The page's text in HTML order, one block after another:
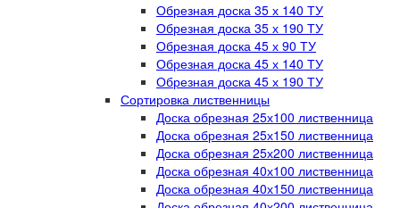
Обрезная доска 35 х 140 ТУ
Обрезная доска 35 х 190 ТУ
Обрезная доска 45 х 90 ТУ
Обрезная доска 45 х 140 ТУ
Обрезная доска 45 х 190 ТУ
Сортировка лиственницы
Доска обрезная 25х100 лиственница
Доска обрезная 25х150 лиственница
Доска обрезная 25х200 лиственница
Доска обрезная 40х100 лиственница
Доска обрезная 40х150 лиственница